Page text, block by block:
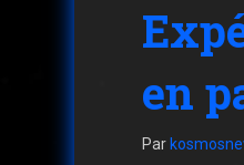
en
Par